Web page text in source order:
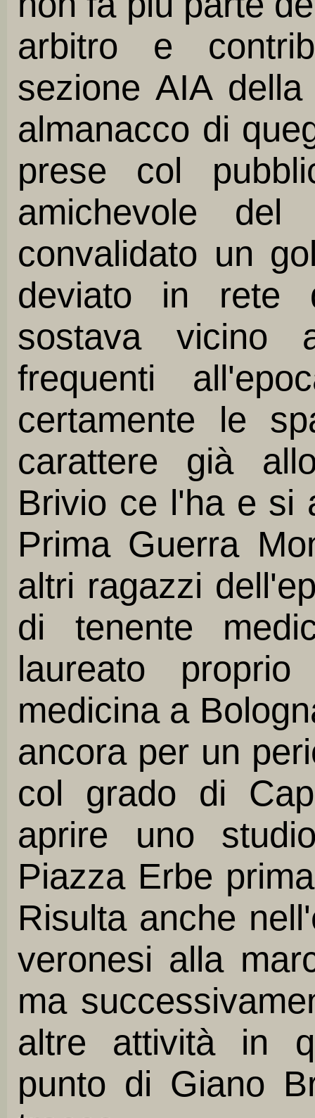
arbitro e
sezione AIA
almanacco di
prese col
amichevole
convalidato un
deviato in rete
sostava vicino
frequenti
certamente le
carattere già
Brivio ce l'ha e si
Prima Guerra
altri ragazzi
di tenente
laureato
medicina a
ancora per un
col grado di
aprire uno
Piazza Erbe
Risulta anche
veronesi alla
ma
altre attività in
punto di Giano